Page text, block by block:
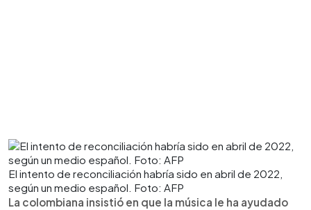
El intento de reconciliación habría sido en abril de 2022,
según un medio español. Foto: AFP
La colombiana insistió en que la música le ha ayudado